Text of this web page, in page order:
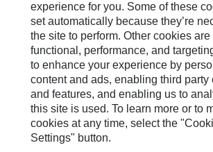
Turner Powertrain Systems
Contáctenos
Mapa Del Sitio
Cookie Settings
Avisos Legales
experience for you. Some of these
set automatically because they’re
the site to perform. Other cookies are
functional, performance, and
to enhance your experience by
content and ads, enabling third party
and features, and enabling us to
this site is used. To learn more or to
cookies at any time, select the
Settings" button.